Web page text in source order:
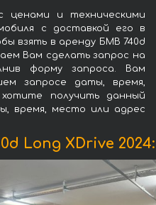
ценами и техническими
с доставкой его в
взять в аренду БМВ 740d
Вам сделать запрос на
форму запроса. Вам
запросе даты, время,
получить данный
время, место или адрес
Long XDrive 2024: